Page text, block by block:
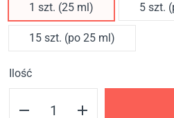
1 szt. (25 ml) 5 szt.
15 szt. (po 25 ml)
Ilość